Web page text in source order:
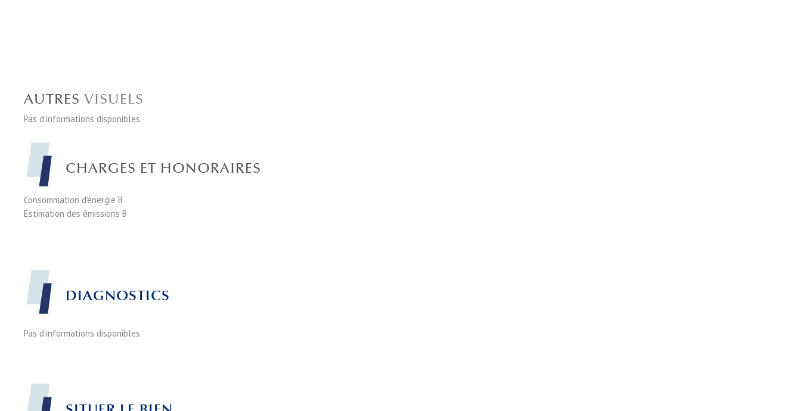
AUTRES VISUELS
Pas d'informations disponibles
CHARGES ET HONORAIRES
Consommation d'énergie B
Estimation des émissions B
DIAGNOSTICS
Pas d'informations disponibles